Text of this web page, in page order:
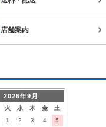
店舗案内
2026年9月
火 水 木 金
土
1
2 3 4
5